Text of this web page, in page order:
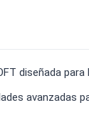
diseñada
avanzadas